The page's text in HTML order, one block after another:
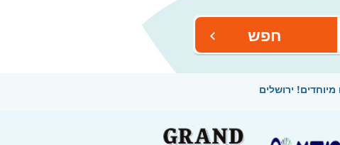
חפש
ירושלים